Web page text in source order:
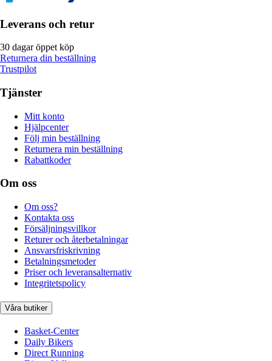
Leverans och retur
30 dagar öppet köp
Returnera din beställning
Trustpilot
Tjänster
Mitt konto
Hjälpcenter
Följ min beställning
Returnera min beställning
Rabattkoder
Om oss
Om oss?
Kontakta oss
Försäljningsvillkor
Returer och återbetalningar
Ansvarsfriskrivning
Betalningsmetoder
Priser och leveransalternativ
Integritetspolicy
Våra butiker
Basket-Center
Daily Bikers
Direct Running